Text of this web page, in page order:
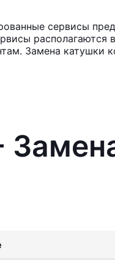
сервисы
Замена катушки